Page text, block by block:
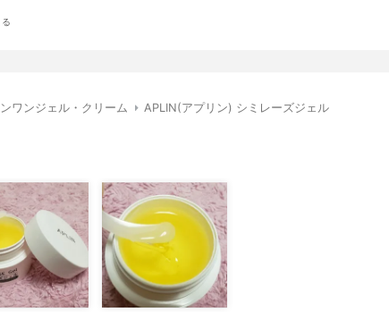
ワンジェル・クリーム APLIN(アプリン) シミレーズジェル